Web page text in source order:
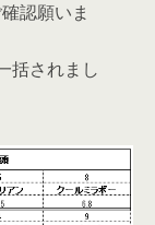
認願いま
括されまし